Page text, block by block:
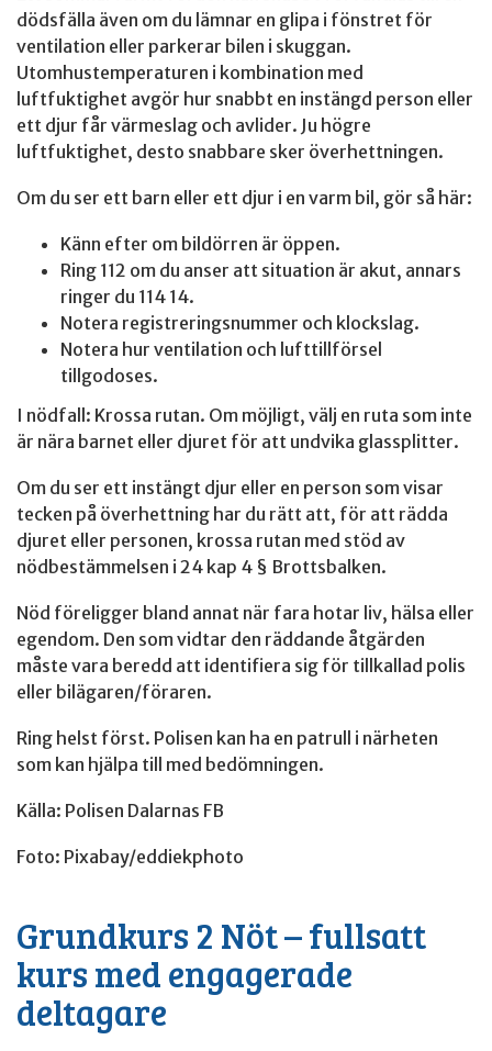
dödsfälla även om du lämnar en glipa i fönstret för
ventilation eller parkerar bilen i skuggan.
Utomhustemperaturen i kombination med
luftfuktighet avgör hur snabbt en instängd person eller
ett djur får värmeslag och avlider. Ju högre
luftfuktighet, desto snabbare sker överhettningen.
Om du ser ett barn eller ett djur i en varm bil, gör så här:
Känn efter om bildörren är öppen.
Ring 112 om du anser att situation är akut, annars
ringer du 114 14.
Notera registreringsnummer och klockslag.
Notera hur ventilation och lufttillförsel
tillgodoses.
I nödfall: Krossa rutan. Om möjligt, välj en ruta som inte
är nära barnet eller djuret för att undvika glassplitter.
Om du ser ett instängt djur eller en person som visar
tecken på överhettning har du rätt att, för att rädda
djuret eller personen, krossa rutan med stöd av
nödbestämmelsen i 24 kap 4 § Brottsbalken.
Nöd föreligger bland annat när fara hotar liv, hälsa eller
egendom. Den som vidtar den räddande åtgärden
måste vara beredd att identifiera sig för tillkallad polis
eller bilägaren/föraren.
Ring helst först. Polisen kan ha en patrull i närheten
som kan hjälpa till med bedömningen.
Källa: Polisen Dalarnas FB
Foto: Pixabay/eddiekphoto
Grundkurs 2 Nöt – fullsatt
kurs med engagerade
deltagare